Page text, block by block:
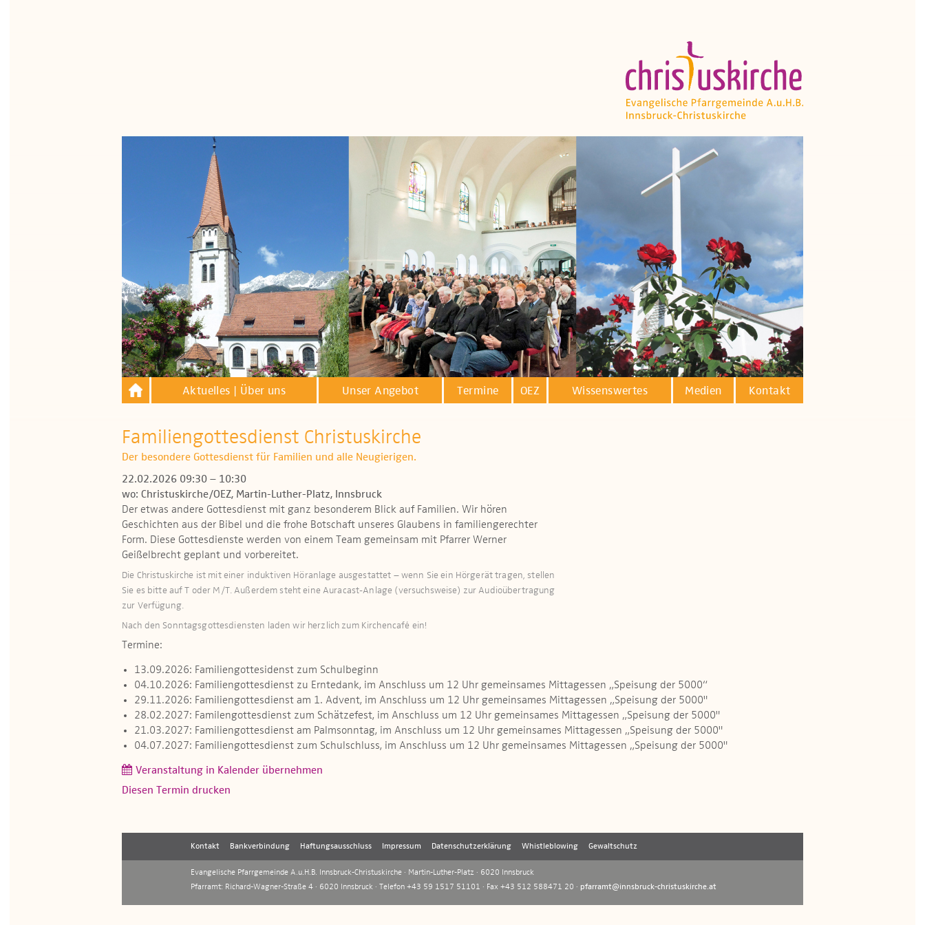
Aktuelles | Über uns Unser Angebot Termine OEZ Wissenswertes Medien Kontakt
Familiengottesdienst Christuskirche
Der besondere Gottesdienst für Familien und alle Neugierigen.
22.02.2026 09:30 – 10:30
wo: Christuskirche/OEZ, Martin-Luther-Platz, Innsbruck
Der etwas andere Gottesdienst mit ganz besonderem Blick auf Familien. Wir hören
Geschichten aus der Bibel und die frohe Botschaft unseres Glaubens in familiengerechter
Form. Diese Gottesdienste werden von einem Team gemeinsam mit Pfarrer Werner
Geißelbrecht geplant und vorbereitet.
Die Christuskirche ist mit einer induktiven Höranlage ausgestattet – wenn Sie ein Hörgerät tragen, stellen
Sie es bitte auf T oder M/T. Außerdem steht eine Auracast-Anlage (versuchsweise) zur Audioübertragung
zur Verfügung.
Nach den Sonntagsgottesdiensten laden wir herzlich zum Kirchencafé ein!
Termine:
13.09.2026: Familiengottesidenst zum Schulbeginn
04.10.2026: Familiengottesdienst zu Erntedank, im Anschluss um 12 Uhr gemeinsames Mittagessen „Speisung der 5000“
29.11.2026: Familiengottesdienst am 1. Advent, im Anschluss um 12 Uhr gemeinsames Mittagessen „Speisung der 5000"
28.02.2027: Familengottesdienst zum Schätzefest, im Anschluss um 12 Uhr gemeinsames Mittagessen „Speisung der 5000"
21.03.2027: Familiengottesdienst am Palmsonntag, im Anschluss um 12 Uhr gemeinsames Mittagessen „Speisung der 5000"
04.07.2027: Familiengottesdienst zum Schulschluss, im Anschluss um 12 Uhr gemeinsames Mittagessen „Speisung der 5000"
Veranstaltung in Kalender übernehmen
Diesen Termin drucken
Kontakt Bankverbindung Haftungsausschluss Impressum Datenschutzerklärung Whistleblowing Gewaltschutz
Evangelische Pfarrgemeinde A.u.H.B. Innsbruck-Christuskirche · Martin-Luther-Platz · 6020 Innsbruck
Pfarramt: Richard-Wagner-Straße 4 · 6020 Innsbruck · Telefon +43 59 1517 51101 · Fax +43 512 588471 20 · pfarramt@innsbruck-christuskirche.at